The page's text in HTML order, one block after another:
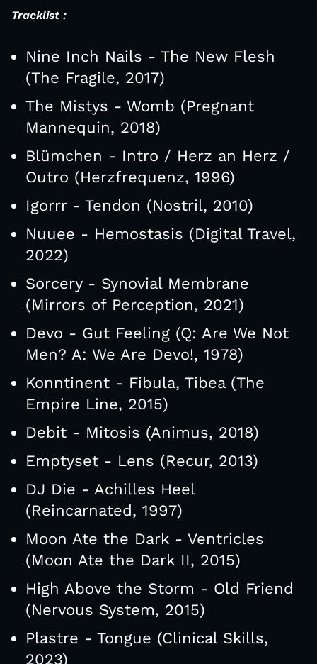
Tracklist :
Nine Inch Nails - The New Flesh
(The Fragile, 2017)
The Mistys - Womb (Pregnant
Mannequin, 2018)
Blümchen - Intro / Herz an Herz /
Outro (Herzfrequenz, 1996)
Igorrr - Tendon (Nostril, 2010)
Nuuee - Hemostasis (Digital Travel,
2022)
Sorcery - Synovial Membrane
(Mirrors of Perception, 2021)
Devo - Gut Feeling (Q: Are We Not
Men? A: We Are Devo!, 1978)
Konntinent - Fibula, Tibea (The
Empire Line, 2015)
Debit - Mitosis (Animus, 2018)
Emptyset - Lens (Recur, 2013)
DJ Die - Achilles Heel
(Reincarnated, 1997)
Moon Ate the Dark - Ventricles
(Moon Ate the Dark II, 2015)
High Above the Storm - Old Friend
(Nervous System, 2015)
Plastre - Tongue (Clinical Skills,
2023)